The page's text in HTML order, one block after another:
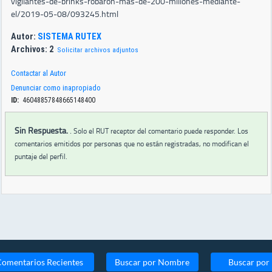
el/2019-05-08/093245.html
Autor: SISTEMA RUTEX
Archivos: 2 Solicitar archivos adjuntos
Contactar al Autor
Denunciar como inapropiado
ID: 46048857848665148400
Sin Respuesta.. Solo el RUT receptor del comentario puede responder. Los
comentarios emitidos por personas que no están registradas, no modifican el
puntaje del perfil.
Recientes Buscar por Nombre Buscar por